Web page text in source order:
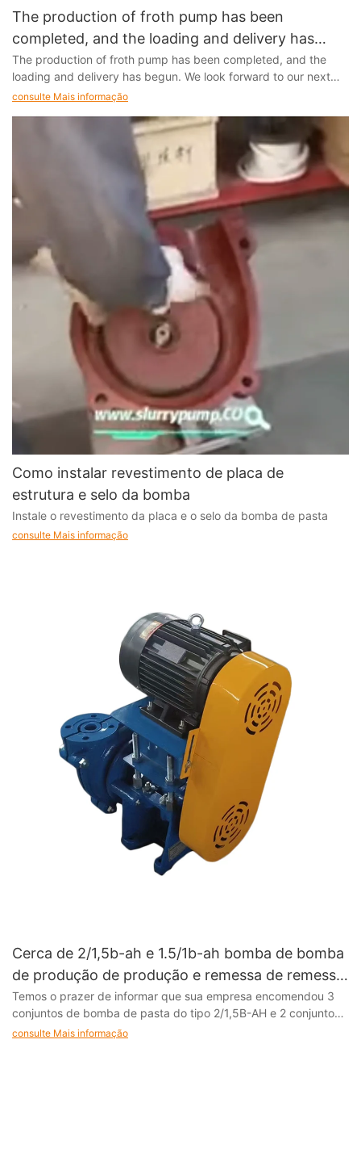
The production of froth pump has been
completed, and the loading and delivery has
begun
The production of froth pump has been completed, and the
loading and delivery has begun. We look forward to our next
cooperation
consulte Mais informação
Como instalar revestimento de placa de
estrutura e selo da bomba
Instale o revestimento da placa e o selo da bomba de pasta
consulte Mais informação
Cerca de 2/1,5b-ah e 1.5/1b-ah bomba de bomba
de produção de produção e remessa de remessa
Aviso
Temos o prazer de informar que sua empresa encomendou 3
conjuntos de bomba de pasta do tipo 2/1,5B-AH e 2 conjuntos
de bomba de chorume do tipo 1.5/1B-Ah foram concluídos e,
consulte Mais informação